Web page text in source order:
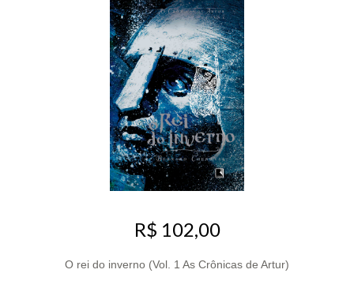
R$ 102,00
O rei do inverno (Vol. 1 As Crônicas de Artur)